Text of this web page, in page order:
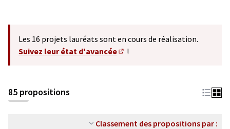
Les 16 projets lauréats sont en cours de réalisation.
Suivez leur état d'avancée
!
85 propositions
Classement des propositions par :